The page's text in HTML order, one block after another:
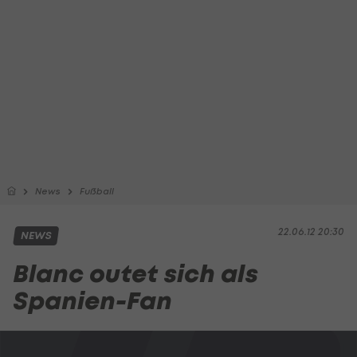
News Fußball
22.06.12 20:30
NEWS
Blanc outet sich als
Spanien-Fan